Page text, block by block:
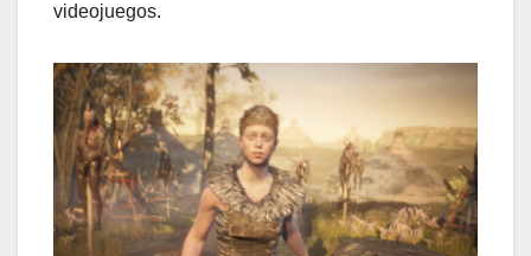
videojuegos.